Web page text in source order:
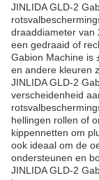
JINLIDA GLD-2
draaddiameter van
een gedraaid of
Gabion Machine is
en andere kleuren
JINLIDA GLD-2
verscheidenheid
hellingen rollen of
kippennetten om
ook ideaal om de
ondersteunen en
JINLIDA GLD-2